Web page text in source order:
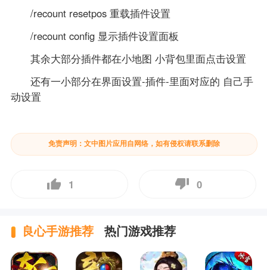
/recount resetpos 重载插件设置
/recount config 显示插件设置面板
其余大部分插件都在小地图 小背包里面点击设置
还有一小部分在界面设置-插件-里面对应的 自己手
动设置
免责声明：文中图片应用自网络，如有侵权请联系删除
1 0
良心手游推荐 热门游戏推荐